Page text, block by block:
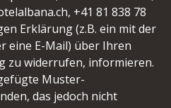
+41 81 838 78
Erklärung (z.B. ein mit der
eine E-Mail) über Ihren
zu widerrufen, informieren.
Muster-
das jedoch nicht